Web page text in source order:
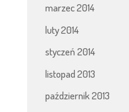
marzec 2014
luty 2014
styczeń 2014
listopad 2013
październik 2013